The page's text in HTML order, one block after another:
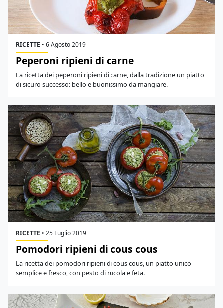
RICETTE • 6 Agosto 2019
Peperoni ripieni di carne
La ricetta dei peperoni ripieni di carne, dalla tradizione un piatto
di sicuro successo: bello e buonissimo da mangiare.
RICETTE • 25 Luglio 2019
Pomodori ripieni di cous cous
La ricetta dei pomodori ripieni di cous cous, un piatto unico
semplice e fresco, con pesto di rucola e feta.